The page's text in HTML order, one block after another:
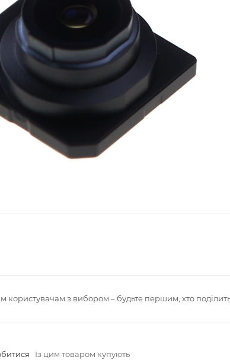
користувачам з вибором – будьте першим, хто
Із цим товаром купують